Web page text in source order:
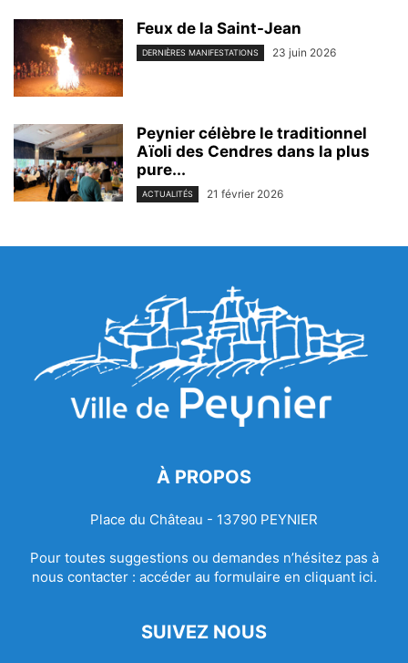
Feux de la Saint-Jean
DERNIÈRES MANIFESTATIONS 23 juin 2026
Peynier célèbre le traditionnel
Aïoli des Cendres dans la plus
pure...
ACTUALITÉS 21 février 2026
À PROPOS
Place du Château - 13790 PEYNIER
Pour toutes suggestions ou demandes n’hésitez pas à
nous contacter : accéder au formulaire en cliquant ici.
SUIVEZ NOUS